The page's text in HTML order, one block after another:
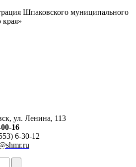
Шпаковского муниципального
края»
ул. Ленина, 113
16
6-30-12